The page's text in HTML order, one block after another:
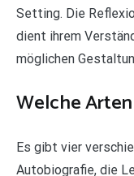
Setting. Die
dient ihrem
möglichen
Welche
Es gibt vier
Autobiografie, die